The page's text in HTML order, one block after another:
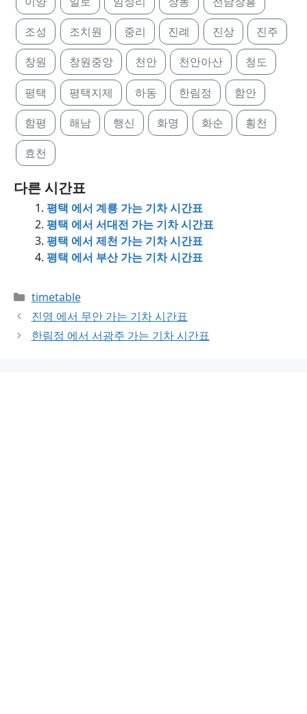
조성 조치원 중리 진례 진상 진주
창원 창원중앙 천안 천안아산 청도
평택 평택지제 하동 한림정 함안
함평 해남 행신 화명 화순 횡천
효천
다른 시간표
평택 에서 계룡 가는 기차 시간표
평택 에서 서대전 가는 기차 시간표
평택 에서 제천 가는 기차 시간표
평택 에서 부산 가는 기차 시간표
Categories
timetable
진영 에서 무안 가는 기차 시간표
한림정 에서 서광주 가는 기차 시간표